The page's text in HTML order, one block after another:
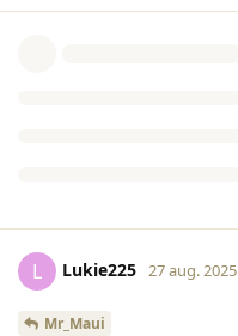
L Lukie225 27 aug. 2025
Mr_Maui